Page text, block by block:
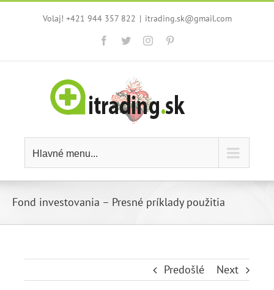
Volaj! +421 944 357 822 | itrading.sk@gmail.com
Facebook
TwitterInstagram
Hlavné menu...
Fond investovania – Presné príklady použitia
Predošlé Next